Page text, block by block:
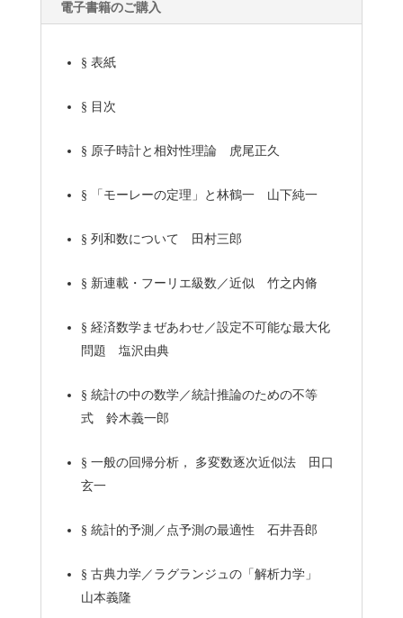
電子書籍のご購入
§ 表紙
§ 目次
§ 原子時計と相対性理論 虎尾正久
§ 「モーレーの定理」と林鶴一 山下純一
§ 列和数について 田村三郎
§ 新連載・フーリエ級数／近似 竹之内脩
§ 経済数学まぜあわせ／設定不可能な最大化
問題 塩沢由典
§ 統計の中の数学／統計推論のための不等
式 鈴木義一郎
§ 一般の回帰分析， 多変数逐次近似法 田口
玄一
§ 統計的予測／点予測の最適性 石井吾郎
§ 古典力学／ラグランジュの「解析力学」
山本義隆